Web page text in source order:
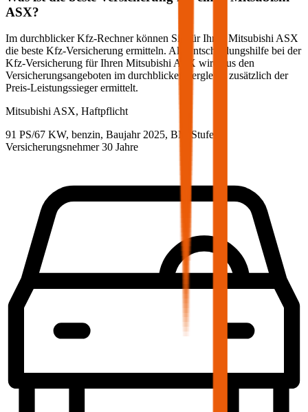
ASX?
Im durchblicker Kfz-Rechner können Sie für Ihren Mitsubishi ASX
die beste Kfz-Versicherung ermitteln. Als Entscheidungshilfe bei der
Kfz-Versicherung für Ihren Mitsubishi ASX wird aus den
Versicherungsangeboten im durchblicker Vergleich zusätzlich der
Preis-Leistungssieger ermittelt.
Mitsubishi ASX, Haftpflicht
91 PS/67 KW, benzin, Baujahr 2025, BM-Stufe
Versicherungsnehmer 30 Jahre